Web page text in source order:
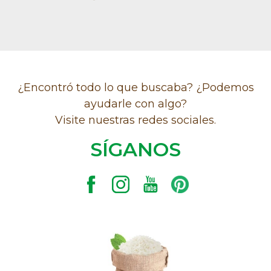
¿Encontró todo lo que buscaba? ¿Podemos
ayudarle con algo?
Visite nuestras redes sociales.
SÍGANOS